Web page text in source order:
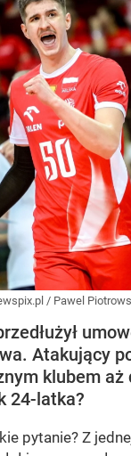
/ Pawel
Atakujący
klubem aż
24-latka?
pytanie? Z